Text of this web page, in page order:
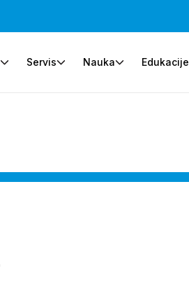
Servis Nauka Edukacije